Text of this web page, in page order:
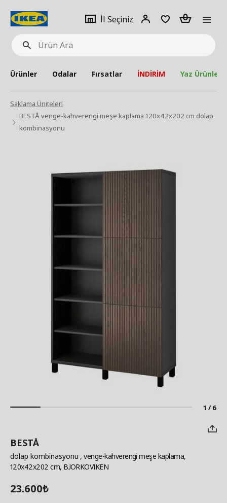
Ürün
Ara
İl Seçiniz
Giriş
Adet
Ürünler Odalar Fırsatlar İNDİRİM Yaz Ürünleri
Saklama Üniteleri
BESTÅ venge-kahverengi meşe kaplama 120x42x202 cm dolap
kombinasyonu
1 / 6
BESTÅ
dolap kombinasyonu , venge-kahverengi meşe kaplama,
120x42x202 cm, BJORKOVIKEN
23.600₺